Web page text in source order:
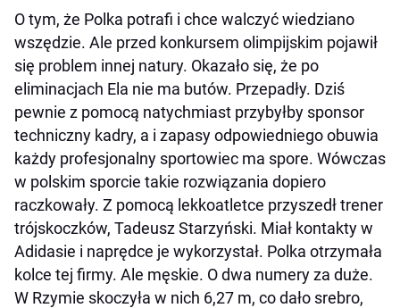
O tym, że Polka potrafi i chce walczyć wiedziano
wszędzie. Ale przed konkursem olimpijskim pojawił
się problem innej natury. Okazało się, że po
eliminacjach Ela nie ma butów. Przepadły. Dziś
pewnie z pomocą natychmiast przybyłby sponsor
techniczny kadry, a i zapasy odpowiedniego obuwia
każdy profesjonalny sportowiec ma spore. Wówczas
w polskim sporcie takie rozwiązania dopiero
raczkowały. Z pomocą lekkoatletce przyszedł trener
trójskoczków, Tadeusz Starzyński. Miał kontakty w
Adidasie i naprędce je wykorzystał. Polka otrzymała
kolce tej firmy. Ale męskie. O dwa numery za duże.
W Rzymie skoczyła w nich 6,27 m, co dało srebro,